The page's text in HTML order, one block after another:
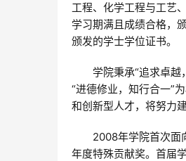
工程、化学工程与工艺
学习期满且成绩合格，
颁发的学士学位证书。
学院秉承“追求卓越，
“进德修业，知行合一”
和创新型人才，将努力
2008年学院首次面向
年度特殊贡献奖。首届